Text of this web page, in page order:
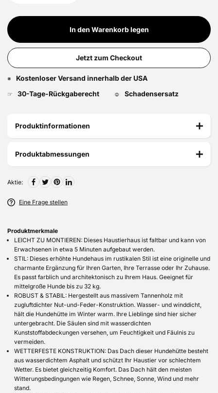
In den Warenkorb legen
Jetzt zum Checkout
※ Kostenloser Versand innerhalb der USA
☞ 30-Tage-Rückgaberecht ☺ Schadensersatz
Produktinformationen
Produktabmessungen
Aktie:
Eine Frage stellen
Produktmerkmale
LEICHT ZU MONTIEREN: Dieses Haustierhaus ist faltbar und kann von
Erwachsenen in etwa 5 Minuten aufgebaut werden.
STIL: Dieses erhöhte Hundehaus im rustikalen Stil ist eine originelle und
charmante Ergänzung für Ihren Garten, Ihre Terrasse oder Ihr Zuhause.
Es passt farblich und architektonisch zu Ihrem Haus. Geeignet für
mittelgroße Hunde bis zu 32 kg.
ROBUST & STABIL: Hergestellt aus massivem Tannenholz mit
zugluftdichter Nut-und-Feder-Konstruktion. Wasser- und winddicht,
hält die Hundehütte im Winter warm. Ihre Lieblinge sind hier sicher
untergebracht. Die Säulen sind mit wasserdichten
Kunststoffabdeckungen versehen, um Feuchtigkeit und Fäulnis zu
vermeiden.
WETTERFESTE KONSTRUKTION: Das Dach dieser Hundehütte besteht
aus wasserdichtem Asphalt und schützt Ihr Haustier vor schlechtem
Wetter. Es bietet gleichzeitig Komfort. Das Dach hält den meisten
Witterungsbedingungen wie Regen, Schnee, Sonne, Wind und mehr
stand.